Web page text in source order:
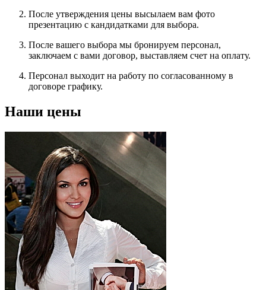
После утверждения цены высылаем вам фото
презентацию с кандидатками для выбора.
После вашего выбора мы бронируем персонал,
заключаем с вами договор, выставляем счет на оплату.
Персонал выходит на работу по согласованному в
договоре графику.
Наши цены